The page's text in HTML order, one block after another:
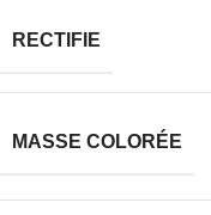
RECTIFIE
MASSE COLORÉE